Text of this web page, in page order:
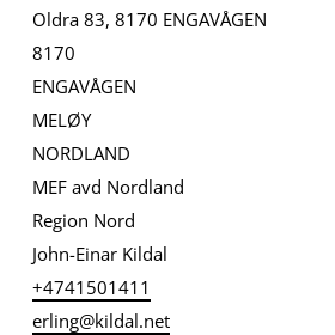
Oldra 83, 8170 ENGAVÅGEN
8170
ENGAVÅGEN
MELØY
NORDLAND
MEF avd Nordland
Region Nord
John-Einar Kildal
+4741501411
erling@kildal.net